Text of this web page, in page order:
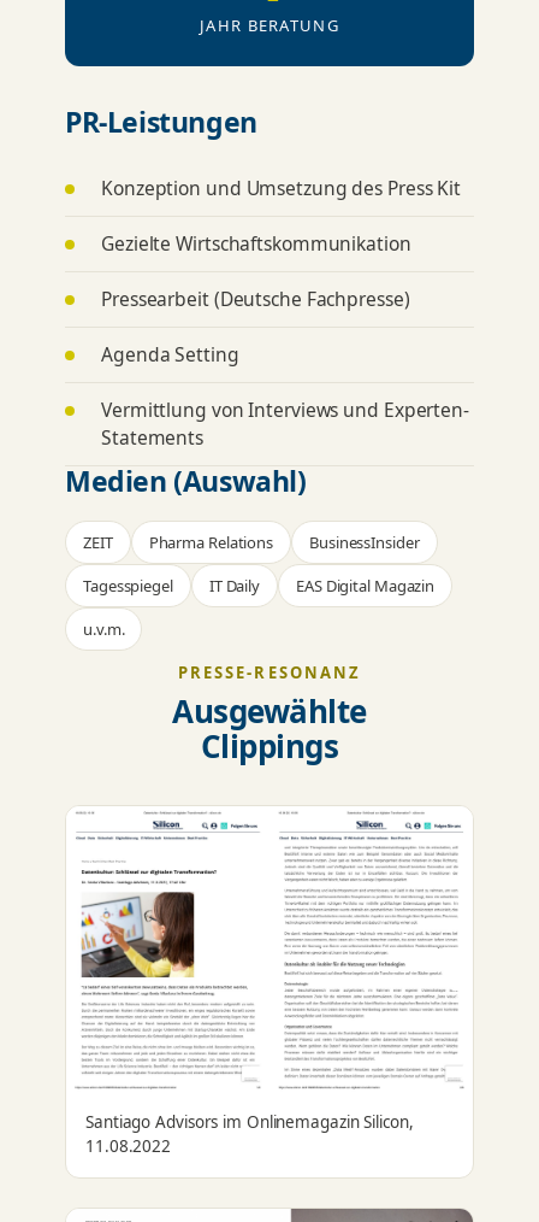
JAHR BERATUNG
PR-Leistungen
Konzeption und Umsetzung des Press Kit
Gezielte Wirtschaftskommunikation
Pressearbeit (Deutsche Fachpresse)
Agenda Setting
Vermittlung von Interviews und Experten-
Statements
Medien (Auswahl)
ZEIT Pharma Relations
BusinessInsider
Tagesspiegel
IT Daily
EAS Digital Magazin
u.v.m.
PRESSE-RESONANZ
Ausgewählte
Clippings
Santiago Advisors im Onlinemagazin Silicon,
11.08.2022